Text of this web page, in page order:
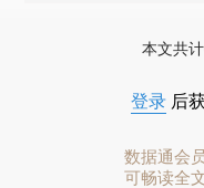
本文共
登录 后
数据通会
可畅读全